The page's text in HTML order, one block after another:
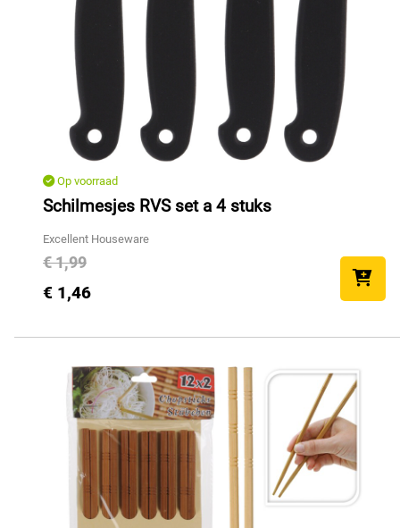
Op voorraad
Schilmesjes RVS set a 4 stuks
Excellent Houseware
€ 1,99
€ 1,46